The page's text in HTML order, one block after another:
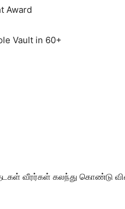
Award
Vault in 60+
வீரர்கள் கலந்து கொண்டு